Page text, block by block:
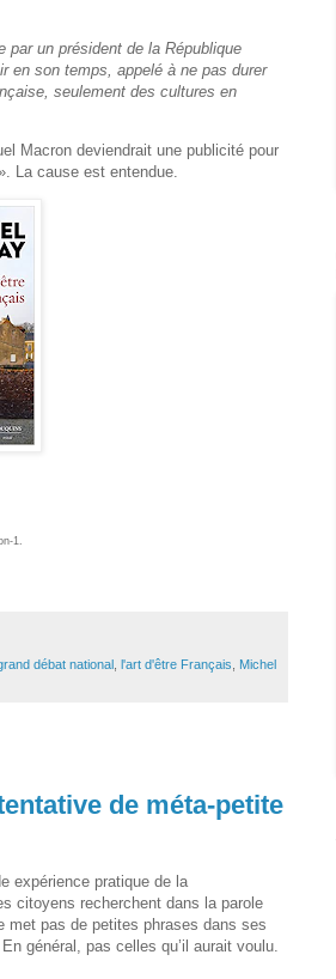
par un président de la République
en son temps, appelé à ne pas durer
seulement des cultures en
Macron deviendrait une publicité pour
La cause est entendue.
1.
débat national l'art d'être Français
Michel
de méta-petite
expérience pratique de la
citoyens recherchent dans la parole
met pas de petites phrases dans ses
général, pas celles qu’il aurait voulu.